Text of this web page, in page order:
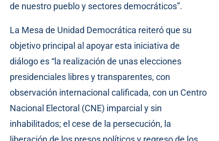
de nuestro pueblo y sectores democráticos”.
La Mesa de Unidad Democrática reiteró que su
objetivo principal al apoyar esta iniciativa de
diálogo es “la realización de unas elecciones
presidenciales libres y transparentes, con
observación internacional calificada, con un Centro
Nacional Electoral (CNE) imparcial y sin
inhabilitados; el cese de la persecución, la